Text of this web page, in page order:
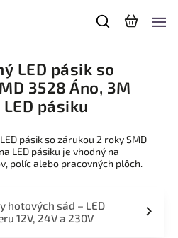
LED pásik so
3528 Áno, 3M
pásiku
pásik so zárukou 2 roky SMD
LED pásiku je vhodný na
políc alebo pracovných plôch.
hotových sád – LED
12V, 24V a 230V